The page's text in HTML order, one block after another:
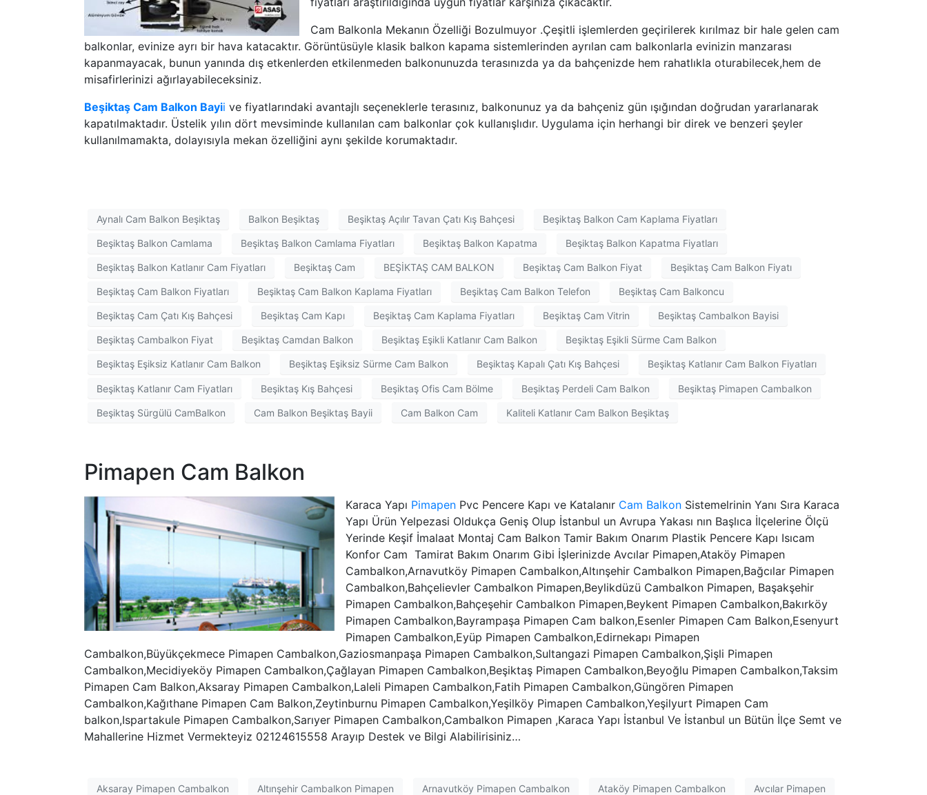
Cam Balkonla Mekanın Özelliği Bozulmuyor .Çeşitli işlemlerden geçirilerek kırılmaz bir hale gelen cam
balkonlar, evinize ayrı bir hava katacaktır. Görüntüsüyle klasik balkon kapama sistemlerinden ayrılan cam balkonlarla evinizin manzarası
kapanmayacak, bunun yanında dış etkenlerden etkilenmeden balkonunuzda terasınızda ya da bahçenizde hem rahatlıkla oturabilecek,hem de
misafirlerinizi ağırlayabileceksiniz.
Beşiktaş Cam Balkon Bayii ve fiyatlarındaki avantajlı seçeneklerle terasınız, balkonunuz ya da bahçeniz gün ışığından doğrudan yararlanarak
kapatılmaktadır. Üstelik yılın dört mevsiminde kullanılan cam balkonlar çok kullanışlıdır. Uygulama için herhangi bir direk ve benzeri şeyler
kullanılmamakta, dolayısıyla mekan özelliğini aynı şekilde korumaktadır.
Aynalı Cam Balkon Beşiktaş Balkon Beşiktaş Beşiktaş Açılır Tavan Çatı Kış Bahçesi Beşiktaş Balkon Cam Kaplama Fiyatları
Beşiktaş Balkon Camlama Beşiktaş Balkon Camlama Fiyatları Beşiktaş Balkon Kapatma Beşiktaş Balkon Kapatma Fiyatları
Beşiktaş Balkon Katlanır Cam Fiyatları Beşiktaş Cam BEŞİKTAŞ CAM BALKON Beşiktaş Cam Balkon Fiyat Beşiktaş Cam Balkon Fiyatı
Beşiktaş Cam Balkon Fiyatları Beşiktaş Cam Balkon Kaplama Fiyatları Beşiktaş Cam Balkon Telefon Beşiktaş Cam Balkoncu
Beşiktaş Cam Çatı Kış Bahçesi Beşiktaş Cam Kapı Beşiktaş Cam Kaplama Fiyatları Beşiktaş Cam Vitrin Beşiktaş Cambalkon Bayisi
Beşiktaş Cambalkon Fiyat Beşiktaş Camdan Balkon Beşiktaş Eşikli Katlanır Cam Balkon Beşiktaş Eşikli Sürme Cam Balkon
Beşiktaş Eşiksiz Katlanır Cam Balkon Beşiktaş Eşiksiz Sürme Cam Balkon Beşiktaş Kapalı Çatı Kış Bahçesi Beşiktaş Katlanır Cam Balkon Fiyatları
Beşiktaş Katlanır Cam Fiyatları Beşiktaş Kış Bahçesi Beşiktaş Ofis Cam Bölme Beşiktaş Perdeli Cam Balkon Beşiktaş Pimapen Cambalkon
Beşiktaş Sürgülü CamBalkon Cam Balkon Beşiktaş Bayii Cam Balkon Cam Kaliteli Katlanır Cam Balkon Beşiktaş
Pimapen Cam Balkon
Karaca Yapı Pimapen Pvc Pencere Kapı ve Katalanır Cam Balkon Sistemelrinin Yanı Sıra Karaca
Yapı Ürün Yelpezasi Oldukça Geniş Olup İstanbul un Avrupa Yakası nın Başlıca İlçelerine Ölçü
Yerinde Keşif İmalaat Montaj Cam Balkon Tamir Bakım Onarım Plastik Pencere Kapı Isıcam
Konfor Cam Tamirat Bakım Onarım Gibi İşlerinizde Avcılar Pimapen,Ataköy Pimapen
Cambalkon,Arnavutköy Pimapen Cambalkon,Altınşehir Cambalkon Pimapen,Bağcılar Pimapen
Cambalkon,Bahçelievler Cambalkon Pimapen,Beylikdüzü Cambalkon Pimapen, Başakşehir
Pimapen Cambalkon,Bahçeşehir Cambalkon Pimapen,Beykent Pimapen Cambalkon,Bakırköy
Pimapen Cambalkon,Bayrampaşa Pimapen Cam balkon,Esenler Pimapen Cam Balkon,Esenyurt
Pimapen Cambalkon,Eyüp Pimapen Cambalkon,Edirnekapı Pimapen
Cambalkon,Büyükçekmece Pimapen Cambalkon,Gaziosmanpaşa Pimapen Cambalkon,Sultangazi Pimapen Cambalkon,Şişli Pimapen
Cambalkon,Mecidiyeköy Pimapen Cambalkon,Çağlayan Pimapen Cambalkon,Beşiktaş Pimapen Cambalkon,Beyoğlu Pimapen Cambalkon,Taksim
Pimapen Cam Balkon,Aksaray Pimapen Cambalkon,Laleli Pimapen Cambalkon,Fatih Pimapen Cambalkon,Güngören Pimapen
Cambalkon,Kağıthane Pimapen Cam Balkon,Zeytinburnu Pimapen Cambalkon,Yeşilköy Pimapen Cambalkon,Yeşilyurt Pimapen Cam
balkon,Ispartakule Pimapen Cambalkon,Sarıyer Pimapen Cambalkon,Cambalkon Pimapen ,Karaca Yapı İstanbul Ve İstanbul un Bütün İlçe Semt ve
Mahallerine Hizmet Vermekteyiz 02124615558 Arayıp Destek ve Bilgi Alabilirisiniz…
Aksaray Pimapen Cambalkon Altınşehir Cambalkon Pimapen Arnavutköy Pimapen Cambalkon Ataköy Pimapen Cambalkon Avcılar Pimapen